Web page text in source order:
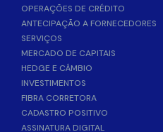
OPERAÇÕES DE CRÉDITO
ANTECIPAÇÃO A FORNECEDORES
SERVIÇOS
MERCADO DE CAPITAIS
HEDGE E CÂMBIO
INVESTIMENTOS
FIBRA CORRETORA
CADASTRO POSITIVO
ASSINATURA DIGITAL